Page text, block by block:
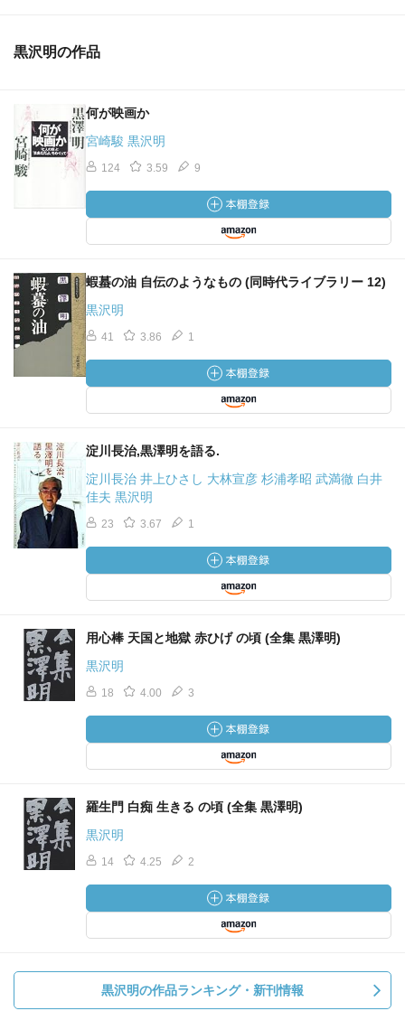
黒沢明の作品
何が映画か
宮崎駿 黒沢明
124 3.59 9
蝦蟇の油 自伝のようなもの (同時代ライブラリー 12)
黒沢明
41 3.86 1
淀川長治,黒澤明を語る.
淀川長治 井上ひさし 大林宣彦 杉浦孝昭 武満徹 白井
佳夫 黒沢明
23 3.67 1
用心棒 天国と地獄 赤ひげ の頃 (全集 黒澤明)
黒沢明
18 4.00 3
羅生門 白痴 生きる の頃 (全集 黒澤明)
黒沢明
14 4.25 2
黒沢明の作品ランキング・新刊情報